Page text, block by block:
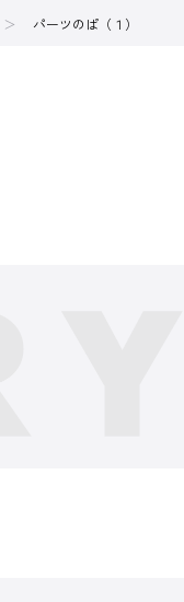
パーツのぱ（１）